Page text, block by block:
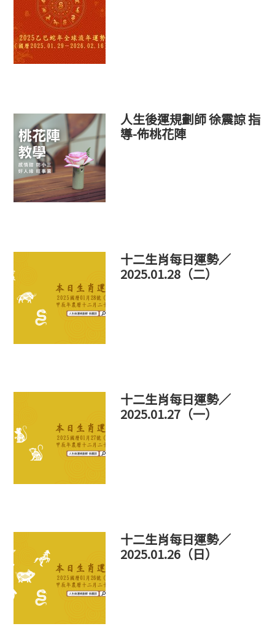
人生後運規劃師 徐震諒 指
導-佈桃花陣
十二生肖每日運勢／
2025.01.28（二）
十二生肖每日運勢／
2025.01.27（一）
十二生肖每日運勢／
2025.01.26（日）